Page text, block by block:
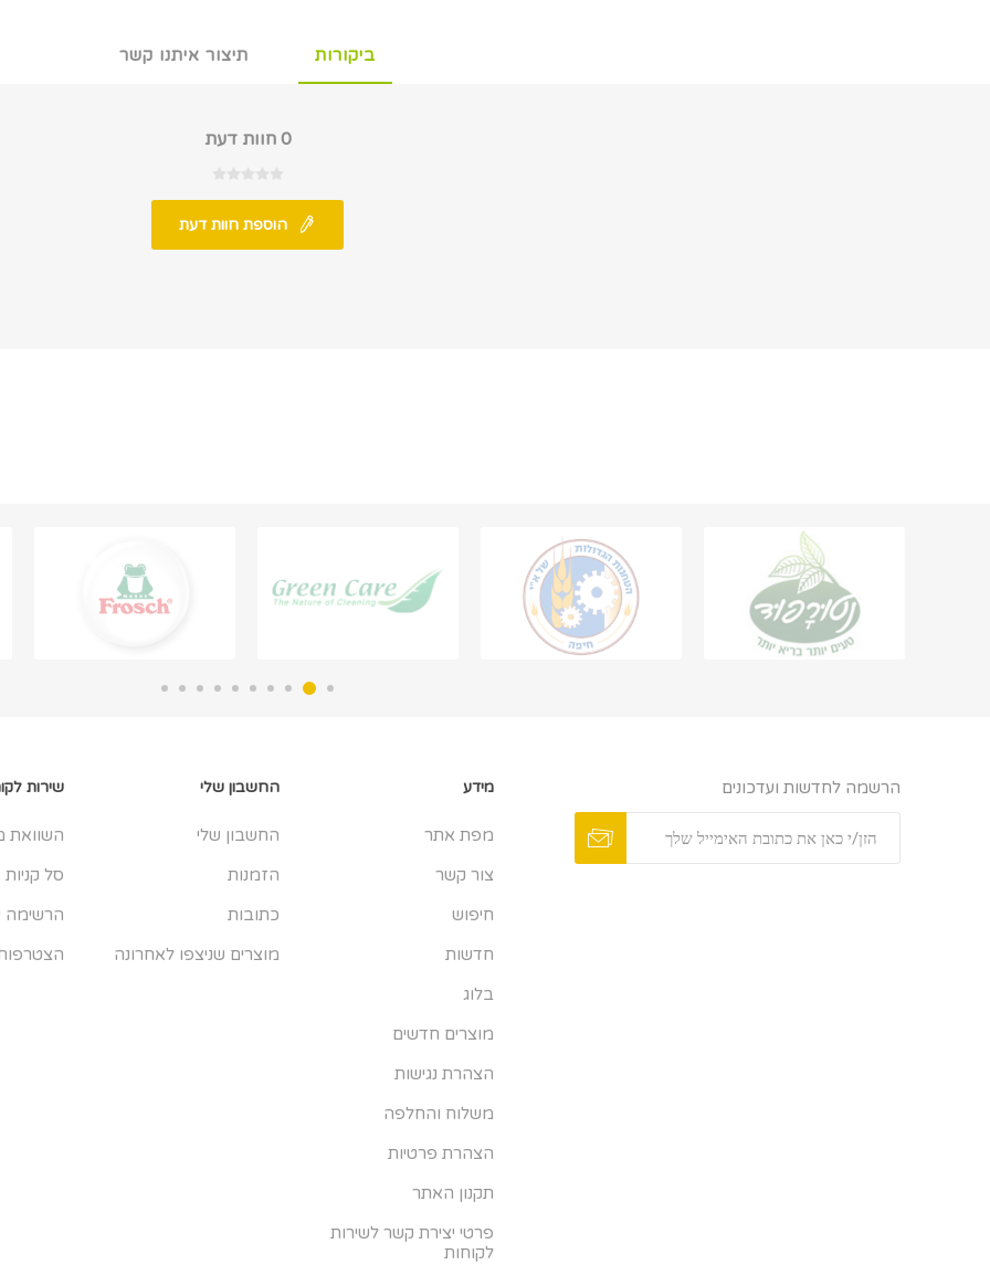
ביקורות תיצור איתנו קשר
0 חוות דעת
הוספת חוות דעת
הרשמה לחדשות ועדכונים מידע
מפת אתר
צור קשר
חיפוש
חדשות
בלוג
מוצרים חדשים
הצהרת נגישות
משלוח והחלפה
הצהרת פרטיות
תקנון האתר
פרטי יצירת קשר לשירות
לקוחות
החשבון שלי
החשבון שלי
הזמנות
כתובות
מוצרים שניצפו לאחרונה
שירות
השוואת
סל קניות
הרשימה